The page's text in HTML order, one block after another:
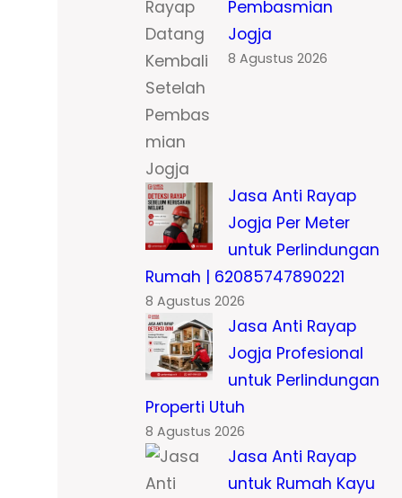
Pembasmian
Jogja
8 Agustus 2026
Jasa Anti Rayap
Jogja Per Meter
untuk Perlindungan
Rumah | 62085747890221
8 Agustus 2026
Jasa Anti Rayap
Jogja Profesional
untuk Perlindungan
Properti Utuh
8 Agustus 2026
Jasa Anti Rayap
untuk Rumah Kayu